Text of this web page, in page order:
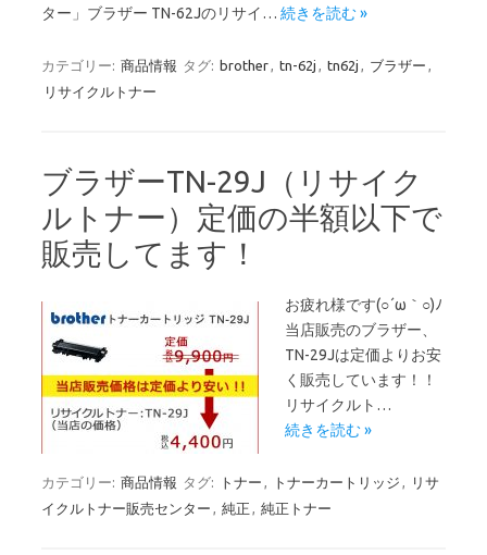
ター」ブラザー TN-62Jのリサイ… 続きを読む »
カテゴリー: 商品情報 タグ: brother, tn-62j , tn62j , ブラザー ,
リサイクルトナー
ブラザーTN-29J（リサイク
ルトナー）定価の半額以下で
販売してます！
お疲れ様です(○´ω｀○)ﾉ
当店販売のブラザー、
TN-29Jは定価よりお安
く販売しています！！
リサイクルト…
続きを読む »
カテゴリー: 商品情報 タグ: トナー , トナーカートリッジ ,
リサ
イクルトナー販売センター , 純正 , 純正トナー